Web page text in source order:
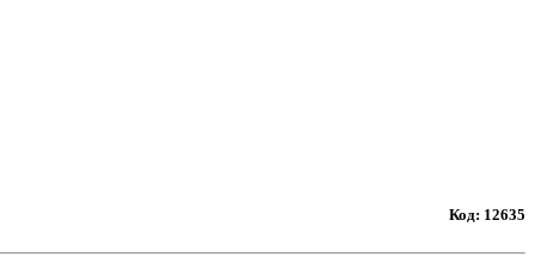
Код: 12635